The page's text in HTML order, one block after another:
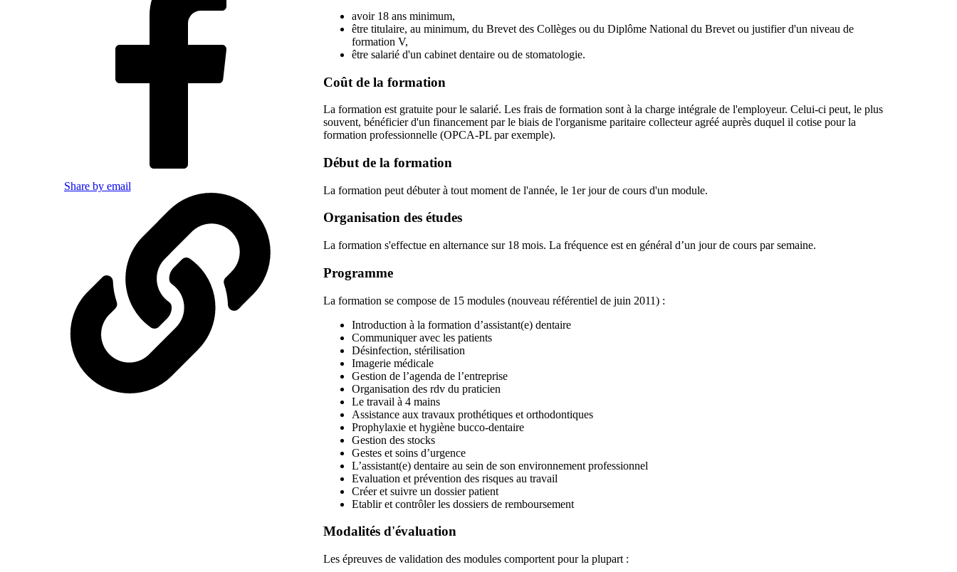
Share by email
avoir 18 ans minimum,
être titulaire, au minimum, du Brevet des Collèges ou du Diplôme National du Brevet ou justifier d'un niveau de
formation V,
être salarié d'un cabinet dentaire ou de stomatologie.
Coût de la formation
La formation est gratuite pour le salarié. Les frais de formation sont à la charge intégrale de l'employeur. Celui-ci peut, le plus
souvent, bénéficier d'un financement par le biais de l'organisme paritaire collecteur agréé auprès duquel il cotise pour la
formation professionnelle (OPCA-PL par exemple).
Début de la formation
La formation peut débuter à tout moment de l'année, le 1er jour de cours d'un module.
Organisation des études
La formation s'effectue en alternance sur 18 mois. La fréquence est en général d’un jour de cours par semaine.
Programme
La formation se compose de 15 modules (nouveau référentiel de juin 2011) :
Introduction à la formation d’assistant(e) dentaire
Communiquer avec les patients
Désinfection, stérilisation
Imagerie médicale
Gestion de l’agenda de l’entreprise
Organisation des rdv du praticien
Le travail à 4 mains
Assistance aux travaux prothétiques et orthodontiques
Prophylaxie et hygiène bucco-dentaire
Gestion des stocks
Gestes et soins d’urgence
L’assistant(e) dentaire au sein de son environnement professionnel
Evaluation et prévention des risques au travail
Créer et suivre un dossier patient
Etablir et contrôler les dossiers de remboursement
Modalités d'évaluation
Les épreuves de validation des modules comportent pour la plupart :